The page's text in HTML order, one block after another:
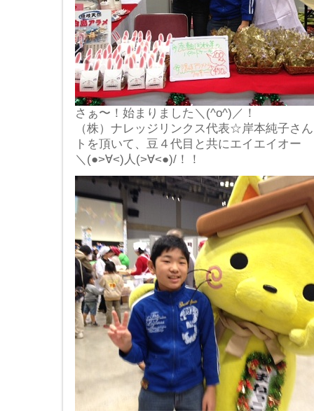
さぁ〜！始まりました＼(^o^)／！
（株）ナレッジリンクス代表☆岸本純子さ
トを頂いて、豆４代目と共にエイエイオー
＼(●>∀<)人(>∀<●)/！！